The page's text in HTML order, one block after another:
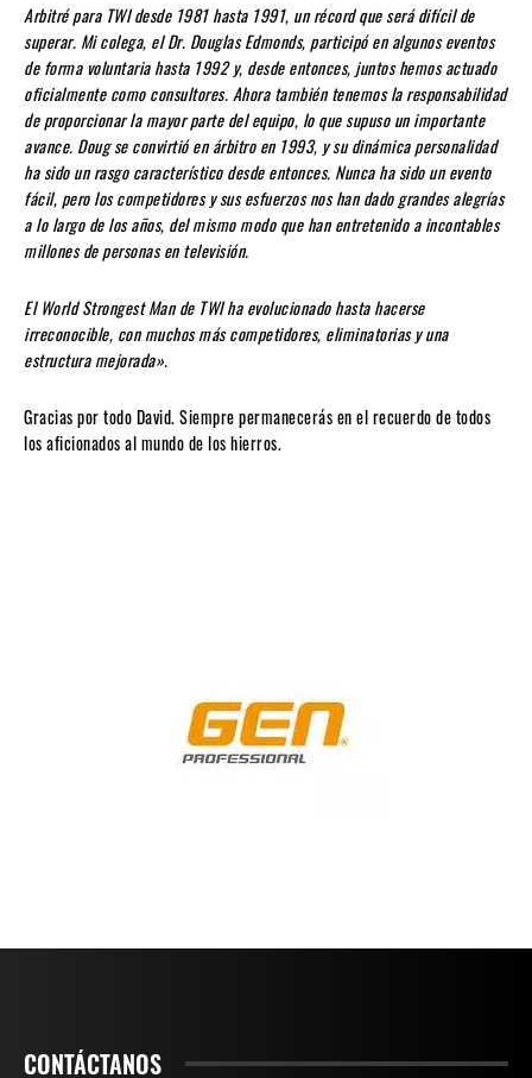
Arbitré para TWI desde 1981 hasta 1991, un récord que será difícil de
superar. Mi colega, el Dr. Douglas Edmonds, participó en algunos eventos
de forma voluntaria hasta 1992 y, desde entonces, juntos hemos actuado
oficialmente como consultores. Ahora también tenemos la responsabilidad
de proporcionar la mayor parte del equipo, lo que supuso un importante
avance. Doug se convirtió en árbitro en 1993, y su dinámica personalidad
ha sido un rasgo característico desde entonces. Nunca ha sido un evento
fácil, pero los competidores y sus esfuerzos nos han dado grandes alegrías
a lo largo de los años, del mismo modo que han entretenido a incontables
millones de personas en televisión.
El World Strongest Man de TWI ha evolucionado hasta hacerse
irreconocible, con muchos más competidores, eliminatorias y una
estructura mejorada».
Gracias por todo David. Siempre permanecerás en el recuerdo de todos
los aficionados al mundo de los hierros.
CONTÁCTANOS